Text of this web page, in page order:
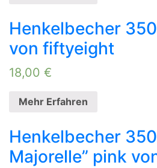
Henkelbecher
von fiftyeight
18,00 €
Mehr Erfahren
Henkelbecher
Majorelle” pink